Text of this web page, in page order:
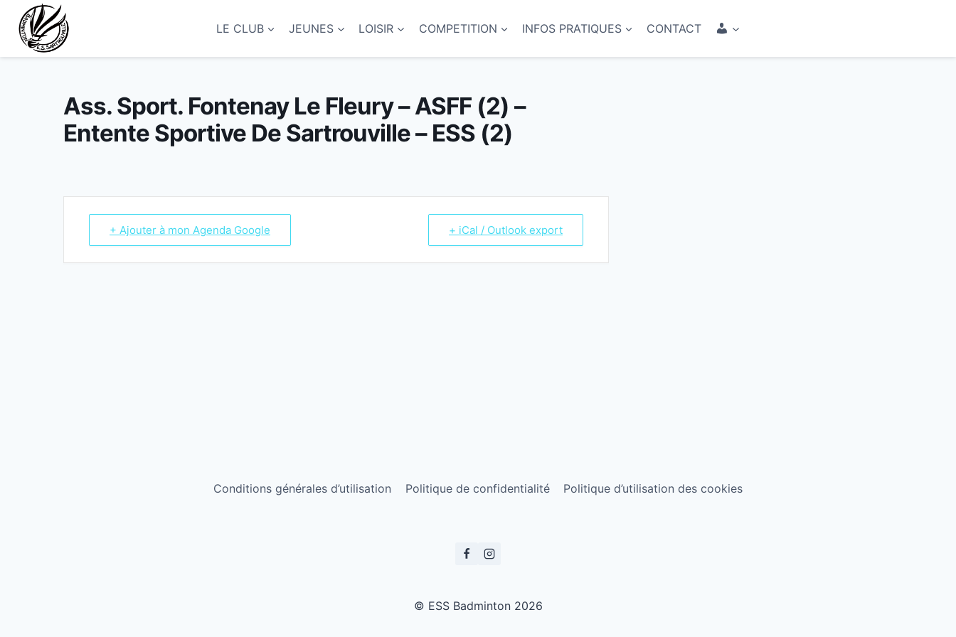
contenu
LE CLUB JEUNES LOISIR COMPETITION INFOS PRATIQUES CONTACT COMPTE
Ass. Sport. Fontenay Le Fleury – ASFF (2) –
Entente Sportive De Sartrouville – ESS (2)
+ Ajouter à mon Agenda Google + iCal / Outlook export
Conditions générales d’utilisation Politique de confidentialité Politique d’utilisation des cookies
© ESS Badminton 2026